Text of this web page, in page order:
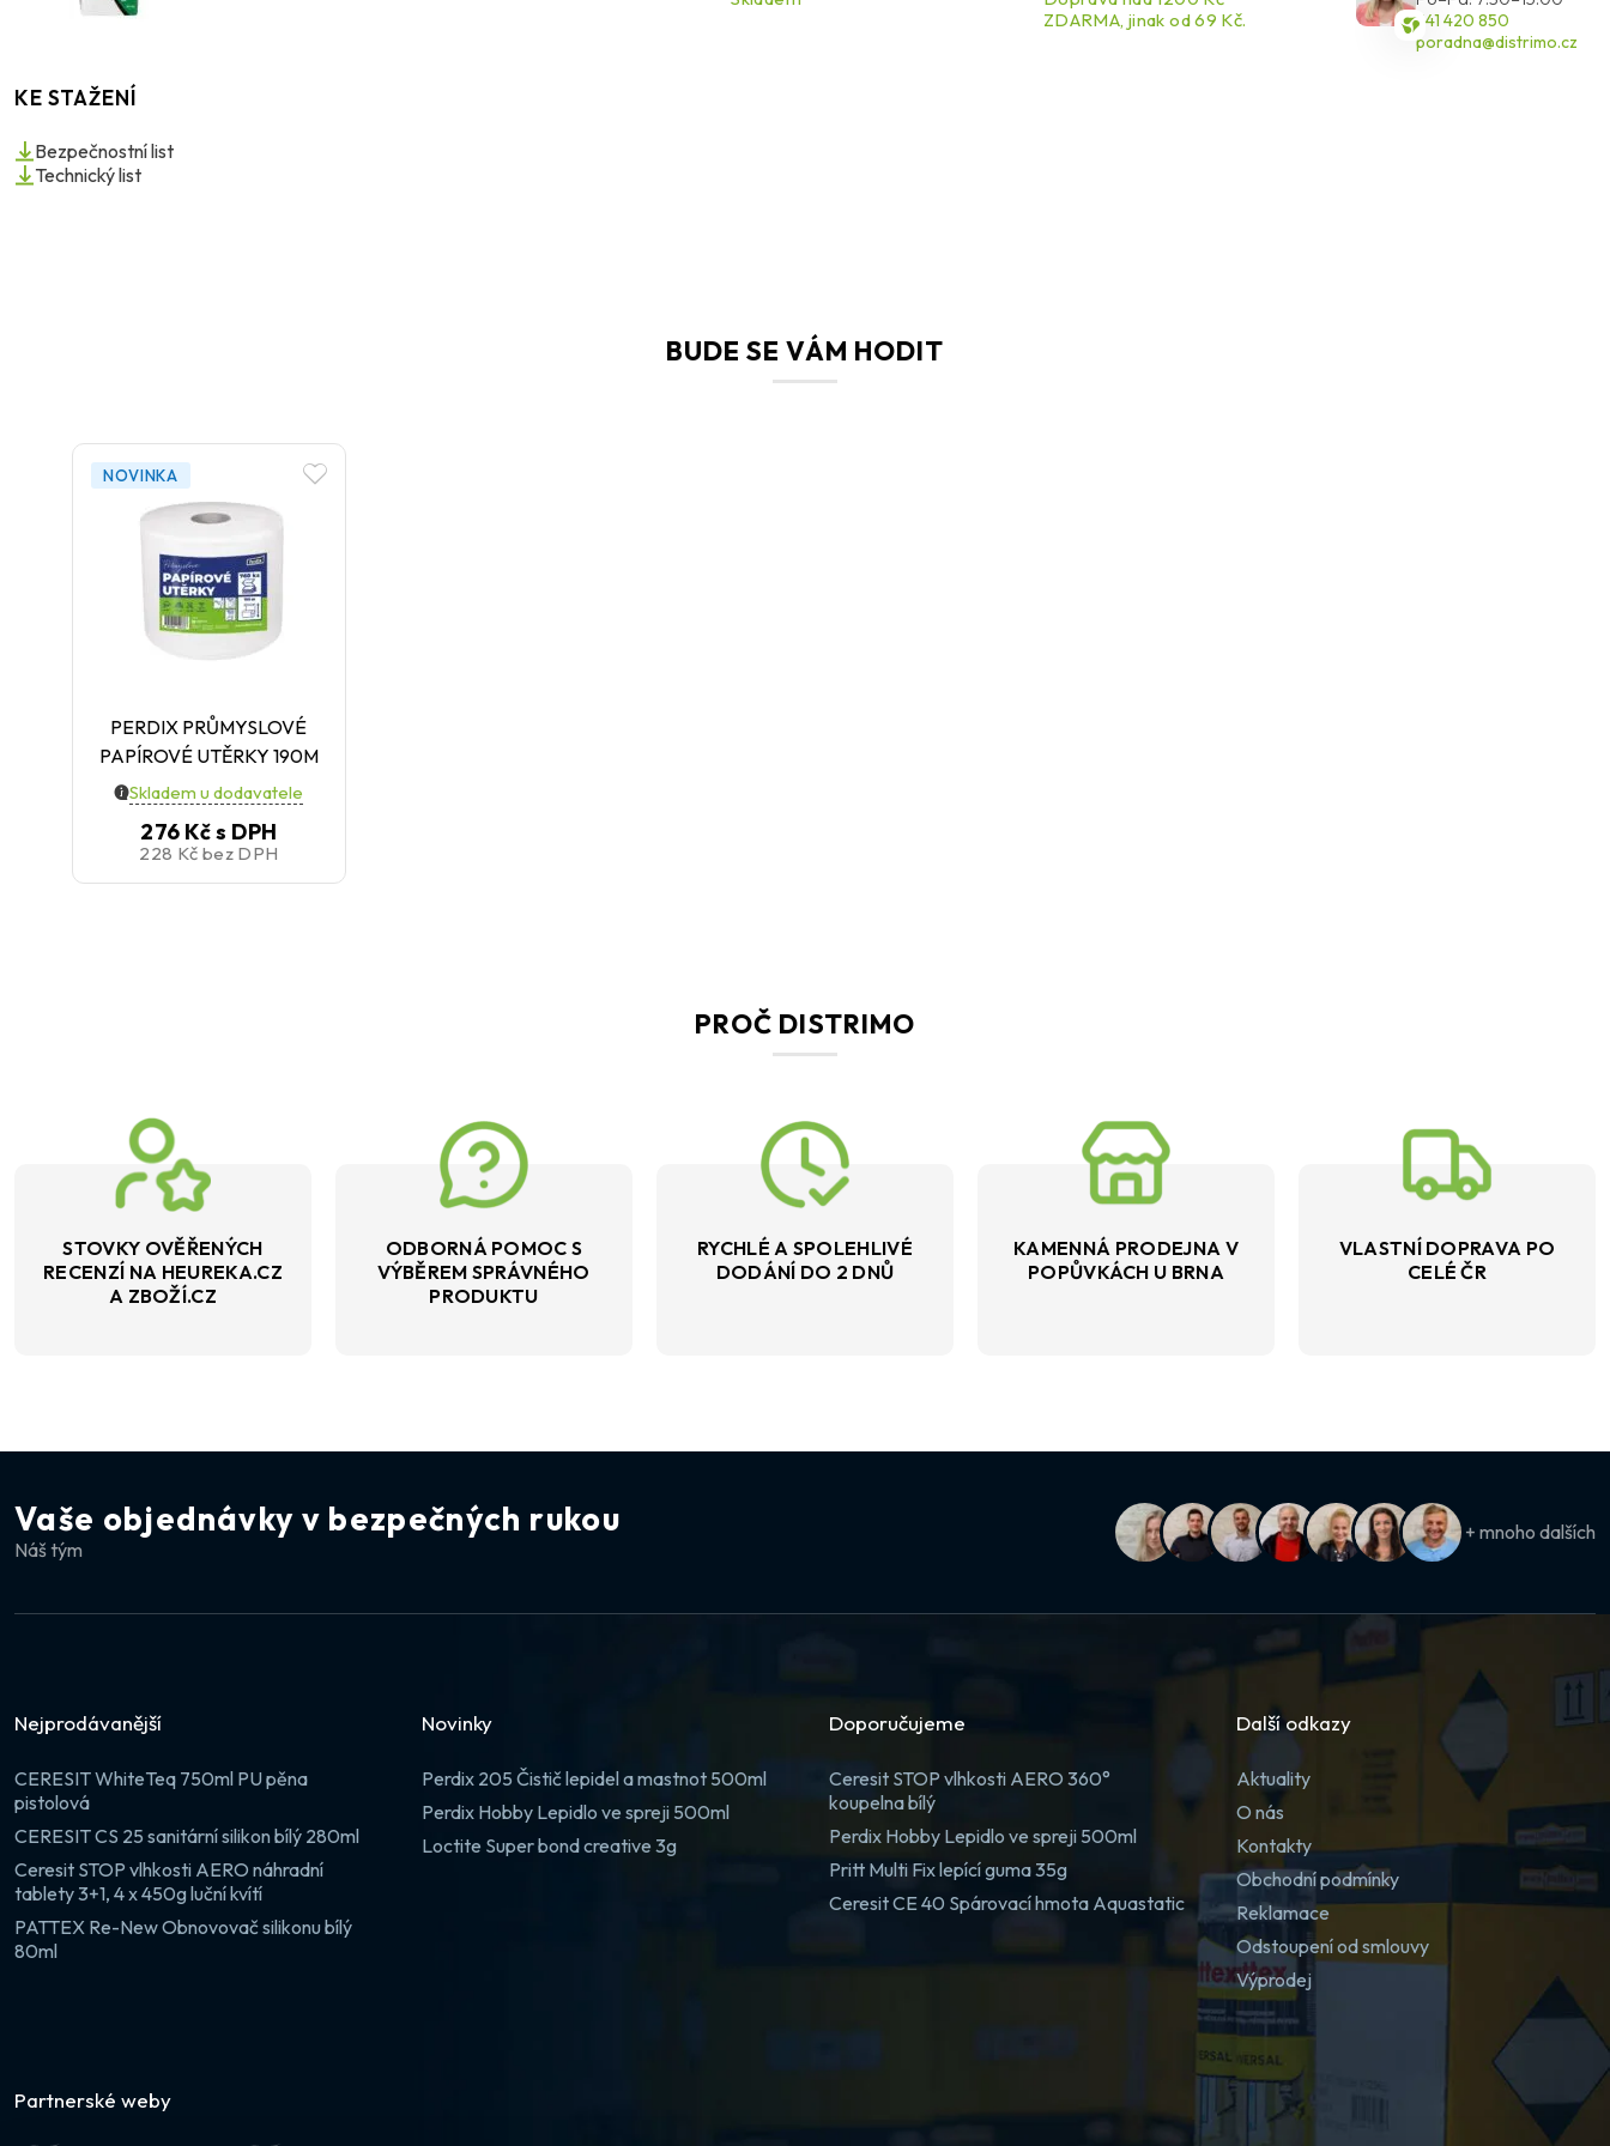
KE STAŽENÍ
Bezpečnostní list
Technický list
ZDARMA, jinak od 69 Kč.
541 420 850
poradna@distrimo.cz
BUDE SE VÁM HODIT
NOVINKA
PERDIX PRŮMYSLOVÉ
PAPÍROVÉ UTĚRKY 190M
Skladem u dodavatele
276 Kčs DPH
228 Kč bez DPH
PROČ DISTRIMO
STOVKY OVĚŘENÝCH
RECENZÍ NA HEUREKA.CZ
A ZBOŽÍ.CZ
ODBORNÁ POMOC S
VÝBĚREM SPRÁVNÉHO
PRODUKTU
RYCHLÉ A SPOLEHLIVÉ
DODÁNÍ DO 2 DNŮ
KAMENNÁ PRODEJNA V
POPŮVKÁCH U BRNA
VLASTNÍ DOPRAVA PO
CELÉ ČR
Vaše objednávky v bezpečných rukou
Náš tým
+ mnoho dalších
Nejprodávanější
CERESIT WhiteTeq 750ml PU pěna
pistolová
CERESIT CS 25 sanitární silikon bílý 280ml
Ceresit STOP vlhkosti AERO náhradní
tablety 3+1, 4 x 450g luční kvítí
PATTEX Re-New Obnovovač silikonu bílý
80ml
Novinky
Perdix 205 Čistič lepidel a mastnot 500ml
Perdix Hobby Lepidlo ve spreji 500ml
Loctite Super bond creative 3g
Doporučujeme
Ceresit STOP vlhkosti AERO 360°
koupelna bílý
Perdix Hobby Lepidlo ve spreji 500ml
Pritt Multi Fix lepící guma 35g
Ceresit CE 40 Spárovací hmota Aquastatic
Další odkazy
Aktuality
O nás
Kontakty
Obchodní podmínky
Reklamace
Odstoupení od smlouvy
Výprodej
Partnerské weby